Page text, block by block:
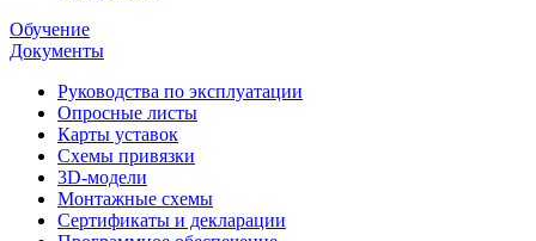
Обучение
Документы
Руководства по эксплуатации
Опросные листы
Карты уставок
Схемы привязки
3D-модели
Монтажные схемы
Сертификаты и декларации